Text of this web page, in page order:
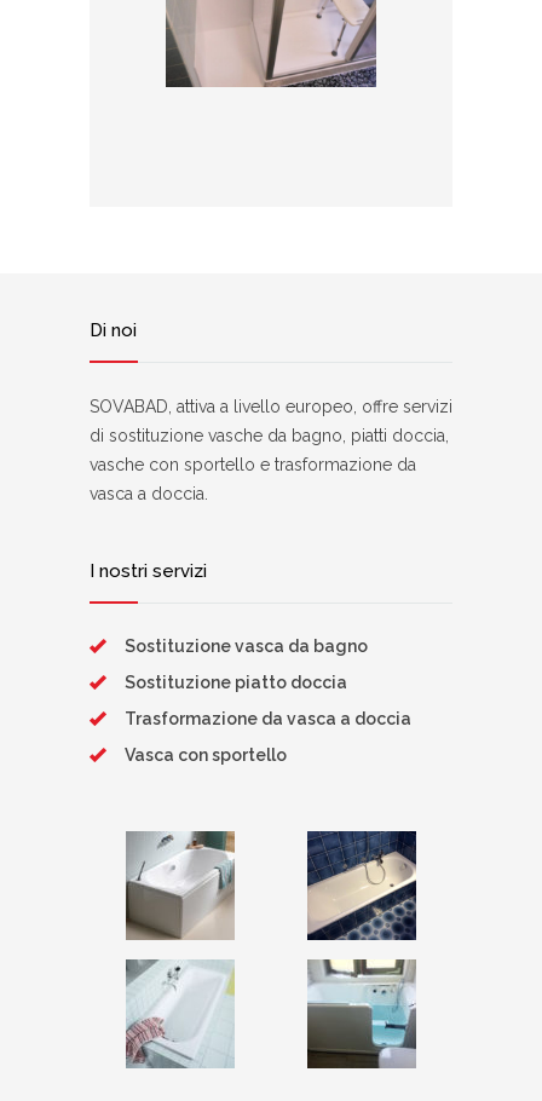
Di noi
SOVABAD, attiva a livello europeo, offre servizi
di sostituzione vasche da bagno, piatti doccia,
vasche con sportello e trasformazione da
vasca a doccia.
I nostri servizi
Sostituzione vasca da bagno
Sostituzione piatto doccia
Trasformazione da vasca a doccia
Vasca con sportello